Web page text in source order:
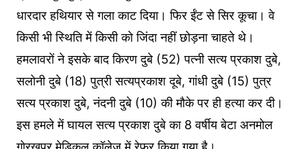
धारदार हथियार से गला काट दिया। फिर ईंट से सिर कूचा। वे
किसी भी स्थिति में किसी को जिंदा नहीं छोड़ना चाहते थे।
हमलावरों ने इसके बाद किरण दुबे (52) पत्नी सत्य प्रकाश दुबे,
सलोनी दुबे (18) पुत्री सत्यप्रकाश दूबे, गांधी दुबे (15) पुत्र
सत्य प्रकाश दुबे, नंदनी दुबे (10) की मौके पर ही हत्या कर दी।
इस हमले में घायल सत्य प्रकाश दुबे का 8 वर्षीय बेटा अनमोल